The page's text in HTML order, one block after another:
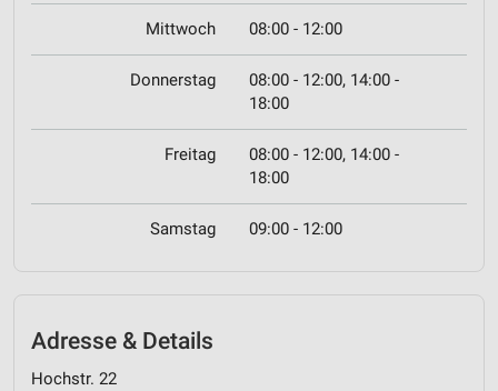
Mittwoch 08:00 - 12:00
Donnerstag
08:00 - 12:00, 14:00 -
18:00
Freitag
08:00 - 12:00, 14:00 -
18:00
Samstag 09:00 - 12:00
Adresse & Details
Hochstr. 22